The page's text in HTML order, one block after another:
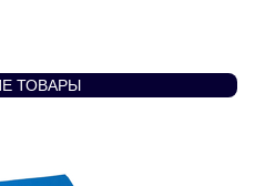
ТОВАРЫ